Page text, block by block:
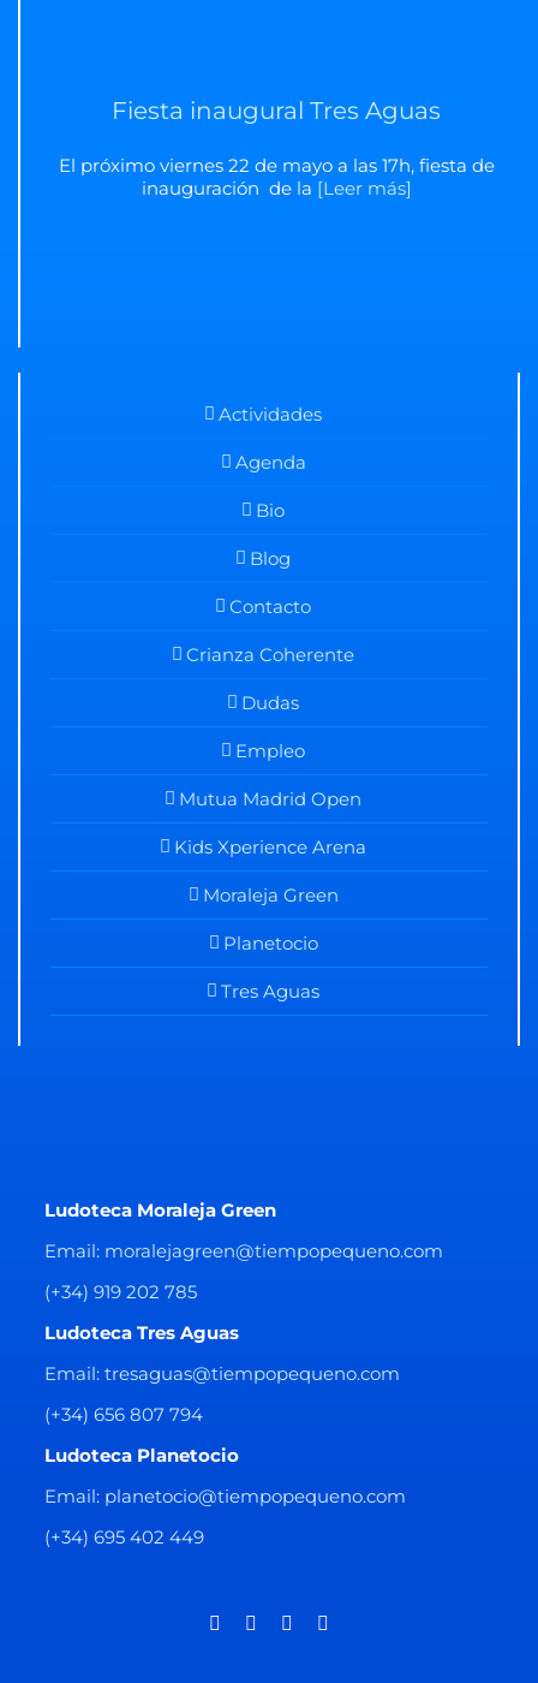
Fiesta inaugural Tres Aguas
El próximo viernes 22 de mayo a las 17h, fiesta de
inauguración de la [Leer más]
Actividades
Agenda
Bio
Blog
Contacto
Crianza Coherente
Dudas
Empleo
Mutua Madrid Open
Kids Xperience Arena
Moraleja Green
Planetocio
Tres Aguas
Ludoteca Moraleja Green
Email: moralejagreen@tiempopequeno.com
(+34) 919 202 785
Ludoteca Tres Aguas
Email: tresaguas@tiempopequeno.com
(+34) 656 807 794
Ludoteca Planetocio
Email: planetocio@tiempopequeno.com
(+34) 695 402 449